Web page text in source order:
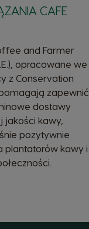
CAFE
and Farmer
opracowane we
z Conservation
zapewnić
dostawy
jakości kawy,
pozytywnie
plantatorów kawy i